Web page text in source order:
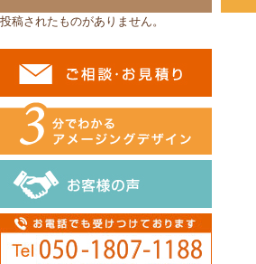
投稿されたものがありません。